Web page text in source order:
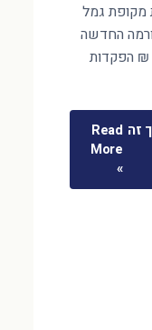
מקופת גמל
החדשה
של האוצר, הוא ייעצר ב-200000 ₪ הפקדות
זה Read
More
»